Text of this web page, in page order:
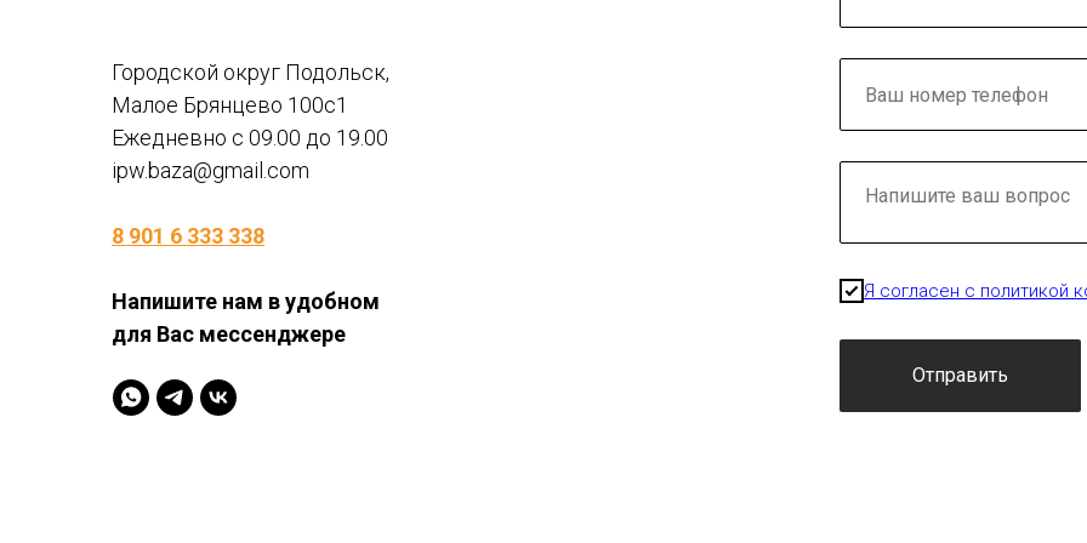
Городской округ Подольск,
Малое Брянцево 100с1
Ежедневно с 09.00 до 19.00
ipw.baza@gmail.com
8 901 6 333 338
Напишите нам в удобном
для Вас мессенджере
Я согласен с политикой
Отправить